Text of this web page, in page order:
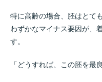
特に高齢の場合、胚はとて
わずかなマイナス要因が、
す。
「どうすれば、この胚を最